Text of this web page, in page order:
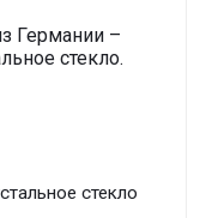
Германии –
стекло.
стекло